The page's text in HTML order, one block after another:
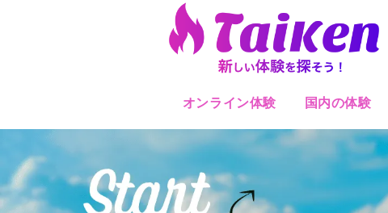
オンライン体験 国内の体験